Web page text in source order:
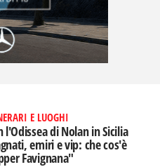
E LUOGHI
l'Odissea di Nolan in Sicilia
emiri e vip: che cos'è
Favignana"